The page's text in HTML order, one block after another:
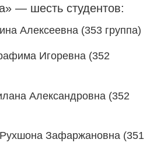
— шесть студентов:
Алексеевна (353 группа)
Игоревна (352
Александровна (352
Зафаржановна (351